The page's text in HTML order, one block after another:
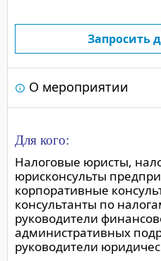
Запросить
О мероприятии
Для кого:
Налоговые юристы,
юрисконсульты
корпоративные
консультанты по
руководители
административных
руководители